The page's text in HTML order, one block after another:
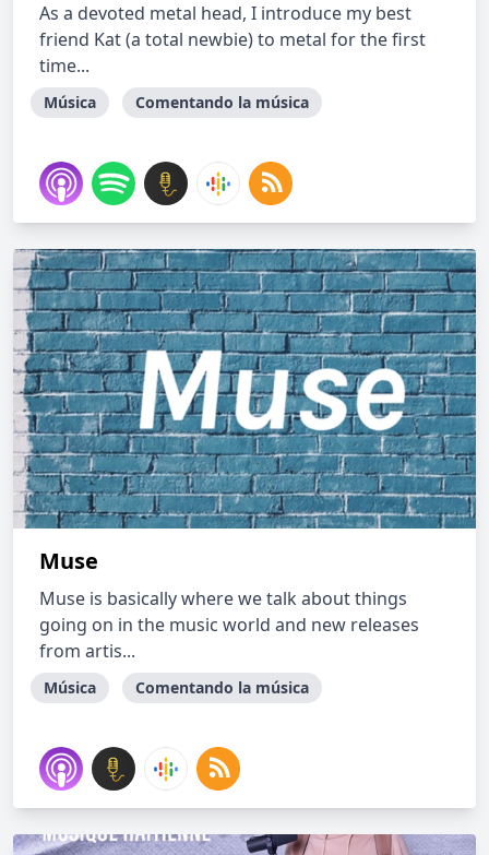
As a devoted metal head, I introduce my best
friend Kat (a total newbie) to metal for the first
time...
Música Comentando la música
Muse
Muse is basically where we talk about things
going on in the music world and new releases
from artis...
Música Comentando la música